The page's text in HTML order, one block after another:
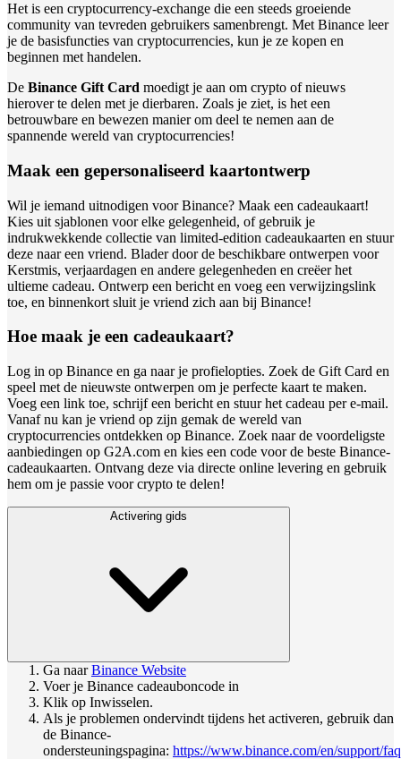
Het is een cryptocurrency-exchange die een steeds groeiende
community van tevreden gebruikers samenbrengt. Met Binance leer
je de basisfuncties van cryptocurrencies, kun je ze kopen en
beginnen met handelen.
De Binance Gift Card moedigt je aan om crypto of nieuws
hierover te delen met je dierbaren. Zoals je ziet, is het een
betrouwbare en bewezen manier om deel te nemen aan de
spannende wereld van cryptocurrencies!
Maak een gepersonaliseerd kaartontwerp
Wil je iemand uitnodigen voor Binance? Maak een cadeaukaart!
Kies uit sjablonen voor elke gelegenheid, of gebruik je
indrukwekkende collectie van limited-edition cadeaukaarten en stuur
deze naar een vriend. Blader door de beschikbare ontwerpen voor
Kerstmis, verjaardagen en andere gelegenheden en creëer het
ultieme cadeau. Ontwerp een bericht en voeg een verwijzingslink
toe, en binnenkort sluit je vriend zich aan bij Binance!
Hoe maak je een cadeaukaart?
Log in op Binance en ga naar je profielopties. Zoek de Gift Card en
speel met de nieuwste ontwerpen om je perfecte kaart te maken.
Voeg een link toe, schrijf een bericht en stuur het cadeau per e-mail.
Vanaf nu kan je vriend op zijn gemak de wereld van
cryptocurrencies ontdekken op Binance. Zoek naar de voordeligste
aanbiedingen op G2A.com en kies een code voor de beste Binance-
cadeaukaarten. Ontvang deze via directe online levering en gebruik
hem om je passie voor crypto te delen!
Activering gids
Ga naarBinance Website
Voer je Binance cadeauboncode in
Klik op Inwisselen.
Als je problemen ondervindt tijdens het activeren, gebruik dan
de Binance-
ondersteuningspagina: https://www.binance.com/en/support/faq